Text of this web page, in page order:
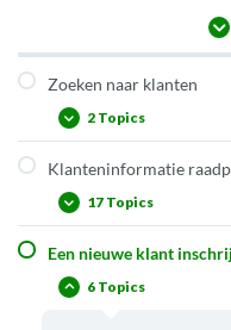
Zoeken naar klanten
2 Topics
Klant opzoeken via
Een andere klant
Klanteninformatie
17 Topics
Klanteninformatie
Klanteninformatie
Een nieuwe klant
6 Topics